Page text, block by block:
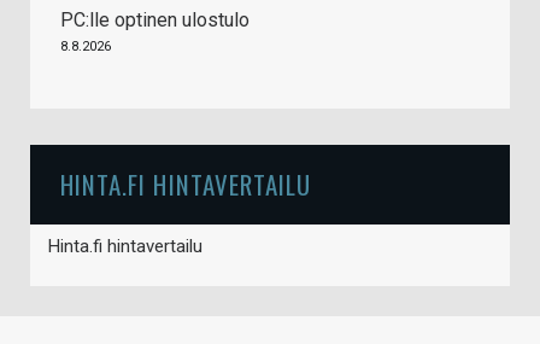
PC:lle optinen ulostulo
8.8.2026
HINTA.FI HINTAVERTAILU
Hinta.fi hintavertailu